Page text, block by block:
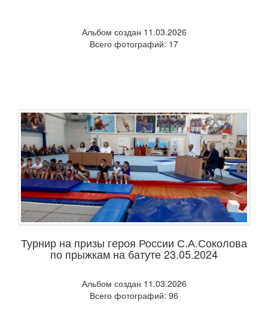
Альбом создан 11.03.2026
Всего фотографий: 17
Турнир на призы героя России С.А.Соколова
по прыжкам на батуте 23.05.2024
Альбом создан 11.03.2026
Всего фотографий: 96